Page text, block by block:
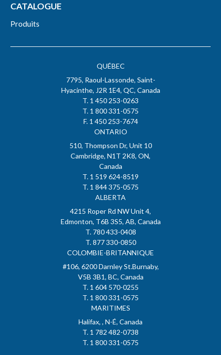
QUÉBEC
7795, Raoul-Lassonde, Saint-
Hyacinthe, J2R 1E4, QC, Canada
T. 1 450 253-0263
T. 1 800 331-0575
F. 1 450 253-7674
ONTARIO
510, Thompson Dr, Unit 10
Cambridge, N1T 2K8, ON,
Canada
T. 1 519 624-8519
T. 1 844 375-0575
ALBERTA
4215 Roper Rd NW Unit 4,
Edmonton, T6B 3S5, AB, Canada
T. 780 433-0408
T. 877 330-0850
COLOMBIE-BRITANNIQUE
#106, 6200 Darnley St.Burnaby,
V5B 3B1, BC, Canada
T. 1 604 570-0255
T. 1 800 331-0575
MARITIMES
Halifax, , N-É, Canada
T. 1 782 482-0738
T. 1 800 331-0575
CATALOGUE
Produits